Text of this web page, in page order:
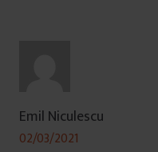
Emil Niculescu
02/03/2021